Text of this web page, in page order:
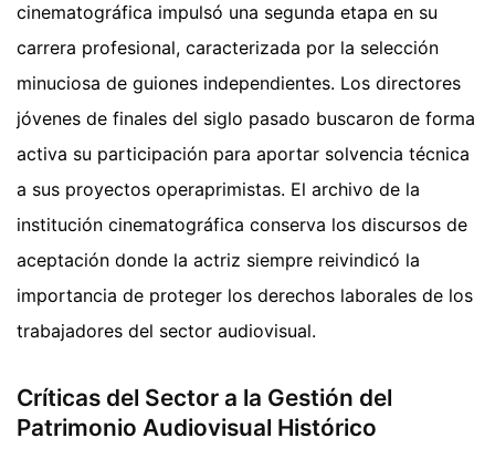
cinematográfica impulsó una segunda etapa en su
carrera profesional, caracterizada por la selección
minuciosa de guiones independientes. Los directores
jóvenes de finales del siglo pasado buscaron de forma
activa su participación para aportar solvencia técnica
a sus proyectos operaprimistas. El archivo de la
institución cinematográfica conserva los discursos de
aceptación donde la actriz siempre reivindicó la
importancia de proteger los derechos laborales de los
trabajadores del sector audiovisual.
Críticas del Sector a la Gestión del
Patrimonio Audiovisual Histórico